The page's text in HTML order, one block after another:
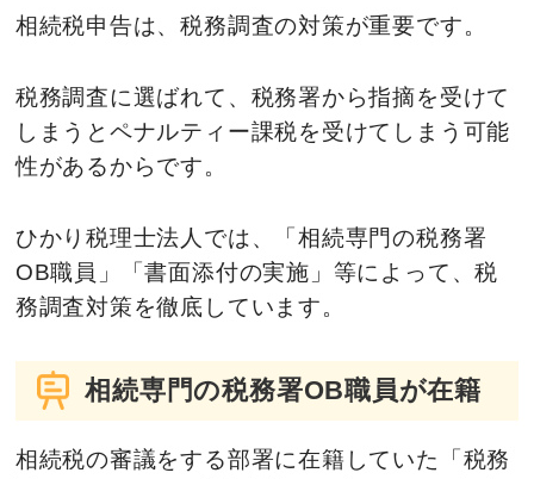
相続税申告は、税務調査の対策が重要です。
税務調査に選ばれて、税務署から指摘を受けて
しまうとペナルティー課税を受けてしまう可能
性があるからです。
ひかり税理士法人では、「相続専門の税務署
OB職員」「書面添付の実施」等によって、税
務調査対策を徹底しています。
相続専門の税務署OB職員が在籍
相続税の審議をする部署に在籍していた「税務